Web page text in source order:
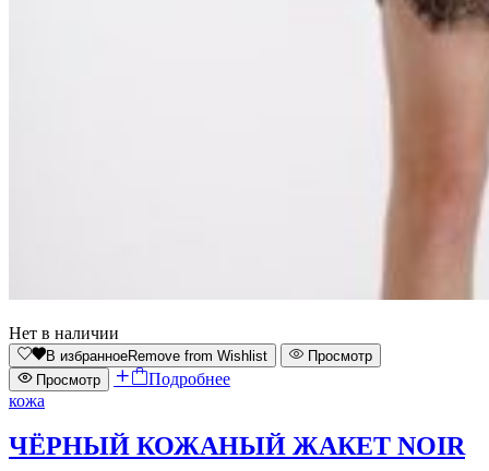
Нет в наличии
В избранноеRemove from Wishlist
Просмотр
Просмотр
Подробнее
кожа
ЧЁРНЫЙ КОЖАНЫЙ ЖАКЕТ NOIR